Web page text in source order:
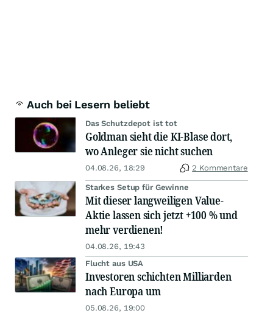
Auch bei Lesern beliebt
Das Schutzdepot ist tot
Goldman sieht die KI-Blase dort,
wo Anleger sie nicht suchen
04.08.26, 18:29 2 Kommentare
Starkes Setup für Gewinne
Mit dieser langweiligen Value-
Aktie lassen sich jetzt +100 % und
mehr verdienen!
04.08.26, 19:43
Flucht aus USA
Investoren schichten Milliarden
nach Europa um
05.08.26, 19:00